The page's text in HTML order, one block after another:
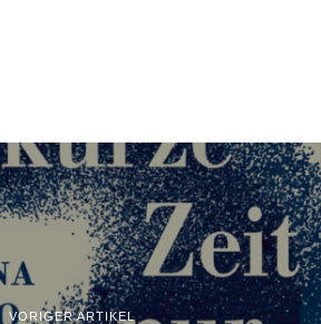
VORIGER ARTIKEL